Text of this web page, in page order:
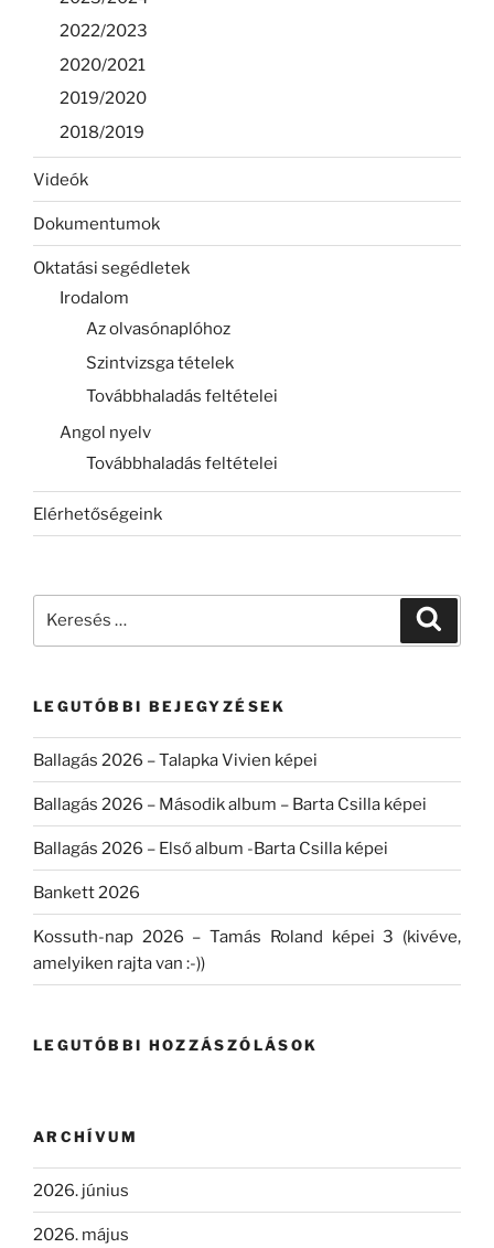
2022/2023
2020/2021
2019/2020
2018/2019
Videók
Dokumentumok
Oktatási segédletek
Irodalom
Az olvasónaplóhoz
Szintvizsga tételek
Továbbhaladás feltételei
Angol nyelv
Továbbhaladás feltételei
Elérhetőségeink
LEGUTÓBBI BEJEGYZÉSEK
Ballagás 2026 – Talapka Vivien képei
Ballagás 2026 – Második album – Barta Csilla képei
Ballagás 2026 – Első album -Barta Csilla képei
Bankett 2026
Kossuth-nap 2026 – Tamás Roland képei 3 (kivéve,
amelyiken rajta van :-))
LEGUTÓBBI HOZZÁSZÓLÁSOK
ARCHÍVUM
2026. június
2026. május